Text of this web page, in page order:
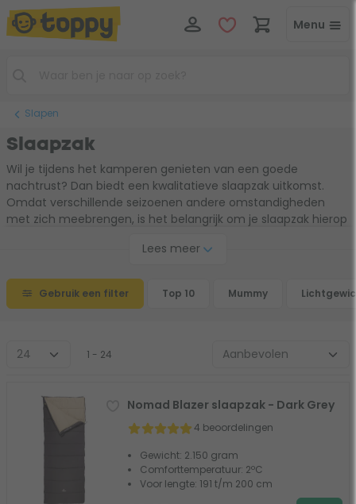
Menu
Slapen
Slaapzak
Wil je tijdens het kamperen genieten van een goede
nachtrust? Dan biedt een kwalitatieve slaapzak uitkomst.
Omdat verschillende seizoenen andere omstandigheden
met zich meebrengen, is het belangrijk om je slaapzak hierop
genoeg is voor jouw bestemming en let op het type en de
Lees meer
Gebruik een filter Top 10 Mummy
1 - 24
Nomad Blazer slaapzak - Dark Grey
4 beoordelingen
Gewicht: 2.150 gram
Comforttemperatuur: 2ºC
Voor lengte: 191 t/m 200 cm